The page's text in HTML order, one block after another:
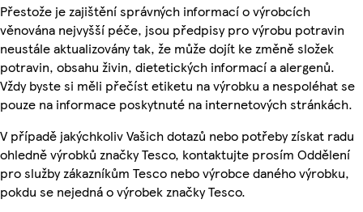
Přestože je zajištění správných informací o výrobcích
věnována nejvyšší péče, jsou předpisy pro výrobu potravin
neustále aktualizovány tak, že může dojít ke změně složek
potravin, obsahu živin, dietetických informací a alergenů.
Vždy byste si měli přečíst etiketu na výrobku a nespoléhat se
pouze na informace poskytnuté na internetových stránkách.
V případě jakýchkoliv Vašich dotazů nebo potřeby získat radu
ohledně výrobků značky Tesco, kontaktujte prosím Oddělení
pro služby zákazníkům Tesco nebo výrobce daného výrobku,
pokdu se nejedná o výrobek značky Tesco.